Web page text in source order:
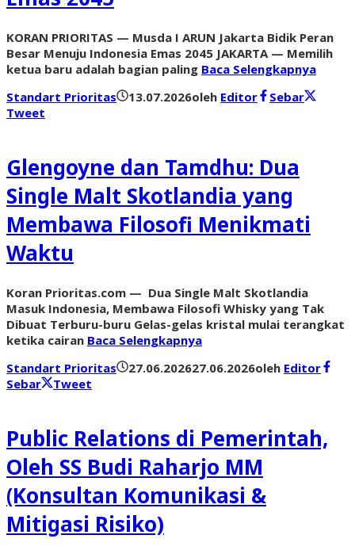
KORAN PRIORITAS — Musda I ARUN Jakarta Bidik Peran
Besar Menuju Indonesia Emas 2045 JAKARTA — Memilih
ketua baru adalah bagian paling Baca Selengkapnya
Standart Prioritas
13.07.2026oleh Editor
Sebar
Tweet
Glengoyne dan Tamdhu: Dua
Single Malt Skotlandia yang
Membawa Filosofi Menikmati
Waktu
Koran Prioritas.com — Dua Single Malt Skotlandia
Masuk Indonesia, Membawa Filosofi Whisky yang Tak
Dibuat Terburu-buru Gelas-gelas kristal mulai terangkat
ketika cairan Baca Selengkapnya
Standart Prioritas
27.06.202627.06.2026oleh Editor
Sebar
Tweet
Public Relations di Pemerintah,
Oleh SS Budi Raharjo MM
(Konsultan Komunikasi &
Mitigasi Risiko)